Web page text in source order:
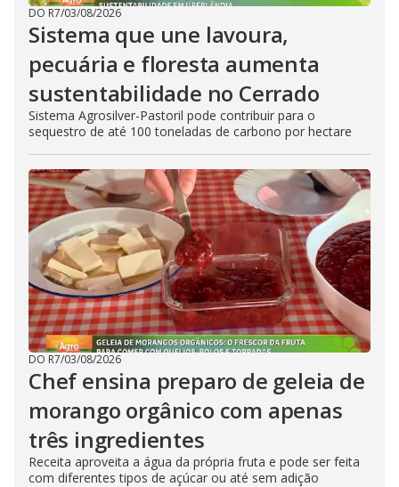
DO R7/03/08/2026
Sistema que une lavoura,
pecuária e floresta aumenta
sustentabilidade no Cerrado
Sistema Agrosilver-Pastoril pode contribuir para o
sequestro de até 100 toneladas de carbono por hectare
DO R7/03/08/2026
Chef ensina preparo de geleia de
morango orgânico com apenas
três ingredientes
Receita aproveita a água da própria fruta e pode ser feita
com diferentes tipos de açúcar ou até sem adição